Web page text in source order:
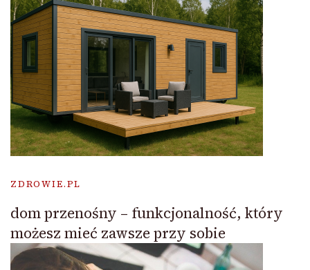
ZDROWIE.PL
dom przenośny – funkcjonalność, który
możesz mieć zawsze przy sobie